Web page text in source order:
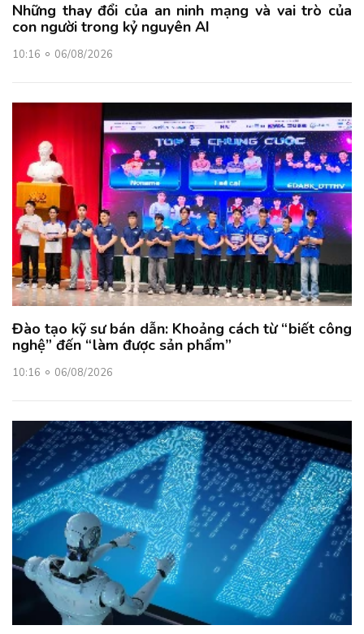
Những thay đổi của an ninh mạng và vai trò của
con người trong kỷ nguyên AI
10:16 06/08/2026
Đào tạo kỹ sư bán dẫn: Khoảng cách từ “biết công
nghệ” đến “làm được sản phẩm”
10:16 06/08/2026